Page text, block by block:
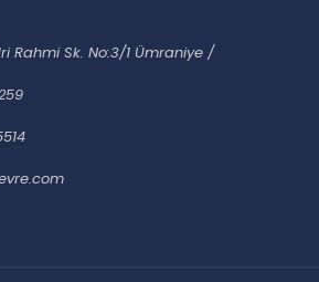
Rahmi Sk. No:3/1 Ümraniye /